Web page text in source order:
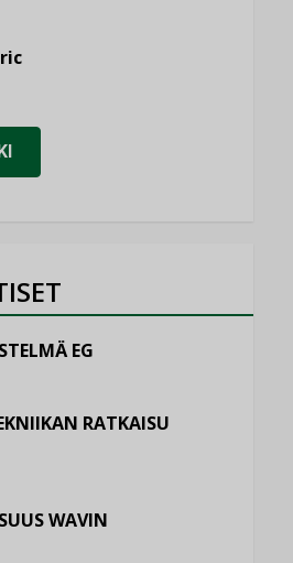
EG
RATKAISU
WAVIN